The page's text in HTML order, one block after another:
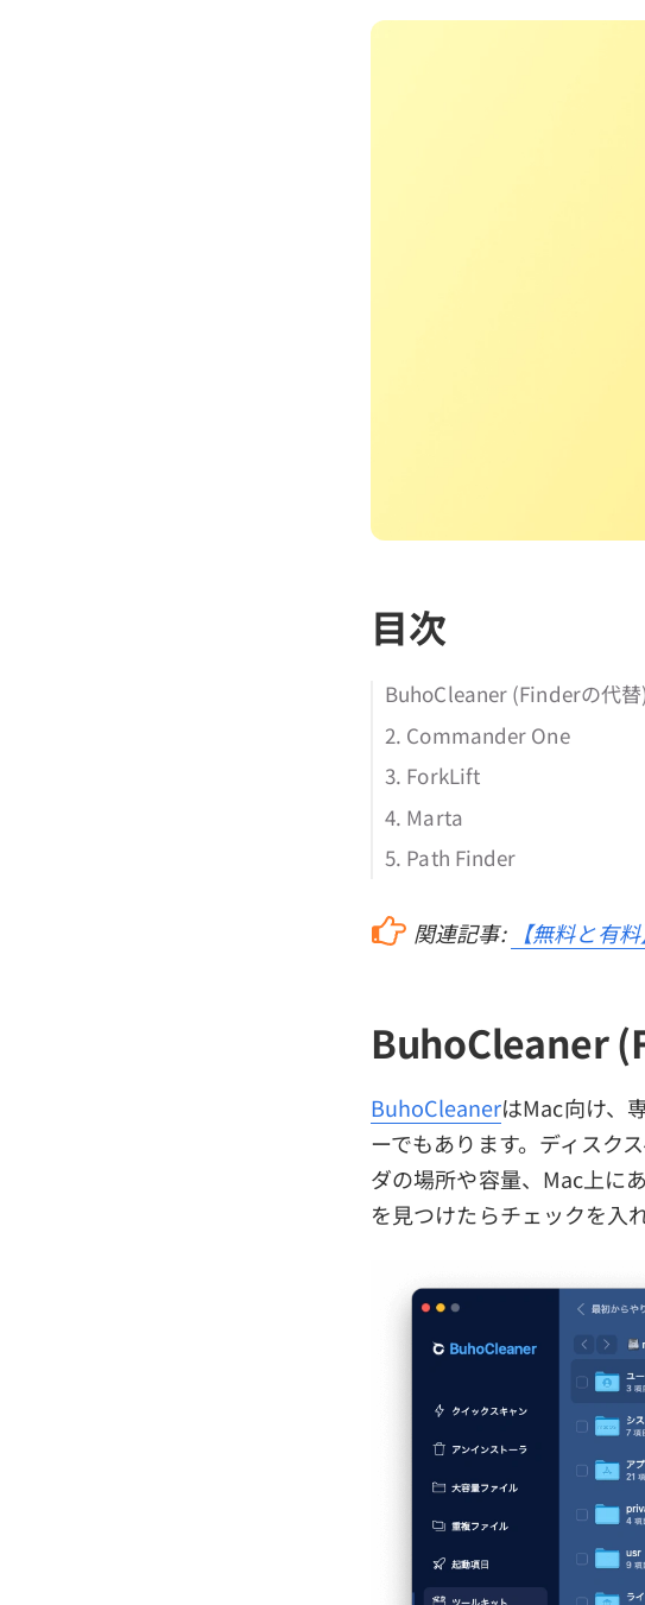
目次
BuhoCleaner (Finderの代替)
2. Commander One
3. ForkLift
4. Marta
5. Path Finder
関連記事: 【無料と有
BuhoCleaner
BuhoCleanerはMac向け、
ーでもあります。ディスク
ダの場所や容量、Mac上に
を見つけたらチェックを入